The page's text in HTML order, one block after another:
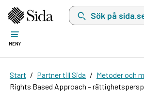
Sök på sida.se,
MENY
Start Partner till Sida Metoder och
Rights Based Approach –